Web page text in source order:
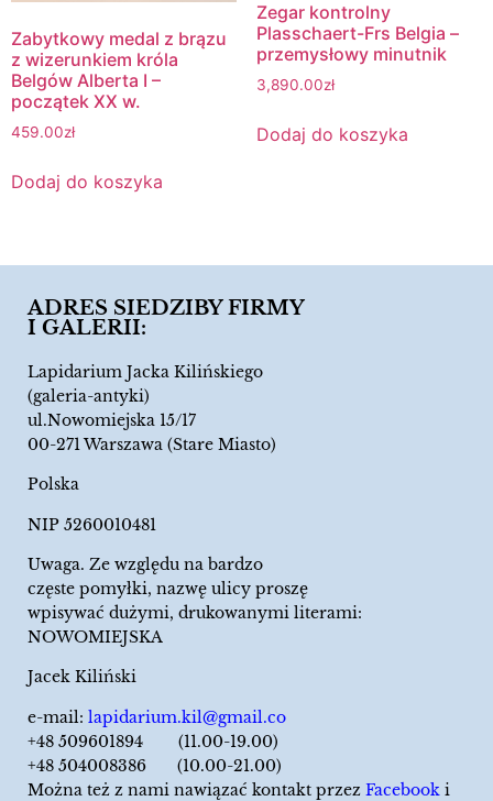
Zabytkowy medal z brązu
z wizerunkiem króla
Belgów Alberta I –
początek XX w.
459.00zł
Dodaj do koszyka
Zegar kontrolny
Plasschaert-Frs Belgia –
przemysłowy minutnik
3,890.00zł
Dodaj do koszyka
ADRES SIEDZIBY FIRMY
I GALERII:
Lapidarium Jacka Kilińskiego
(galeria-antyki)
ul.Nowomiejska 15/17
00-271 Warszawa (Stare Miasto)
Polska
NIP 5260010481
Uwaga. Ze względu na bardzo
częste pomyłki, nazwę ulicy proszę
wpisywać dużymi, drukowanymi literami:
NOWOMIEJSKA
Jacek Kiliński
e-mail: lapidarium.kil@gmail.co
+48 509601894 (11.00-19.00)
+48 504008386 (10.00-21.00)
Można też z nami nawiązać kontakt przez Facebook i